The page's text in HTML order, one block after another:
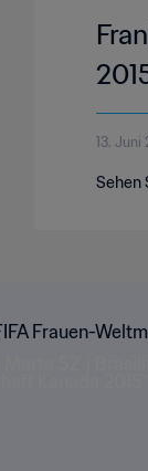
13. Juni
Sehen
Frauen-